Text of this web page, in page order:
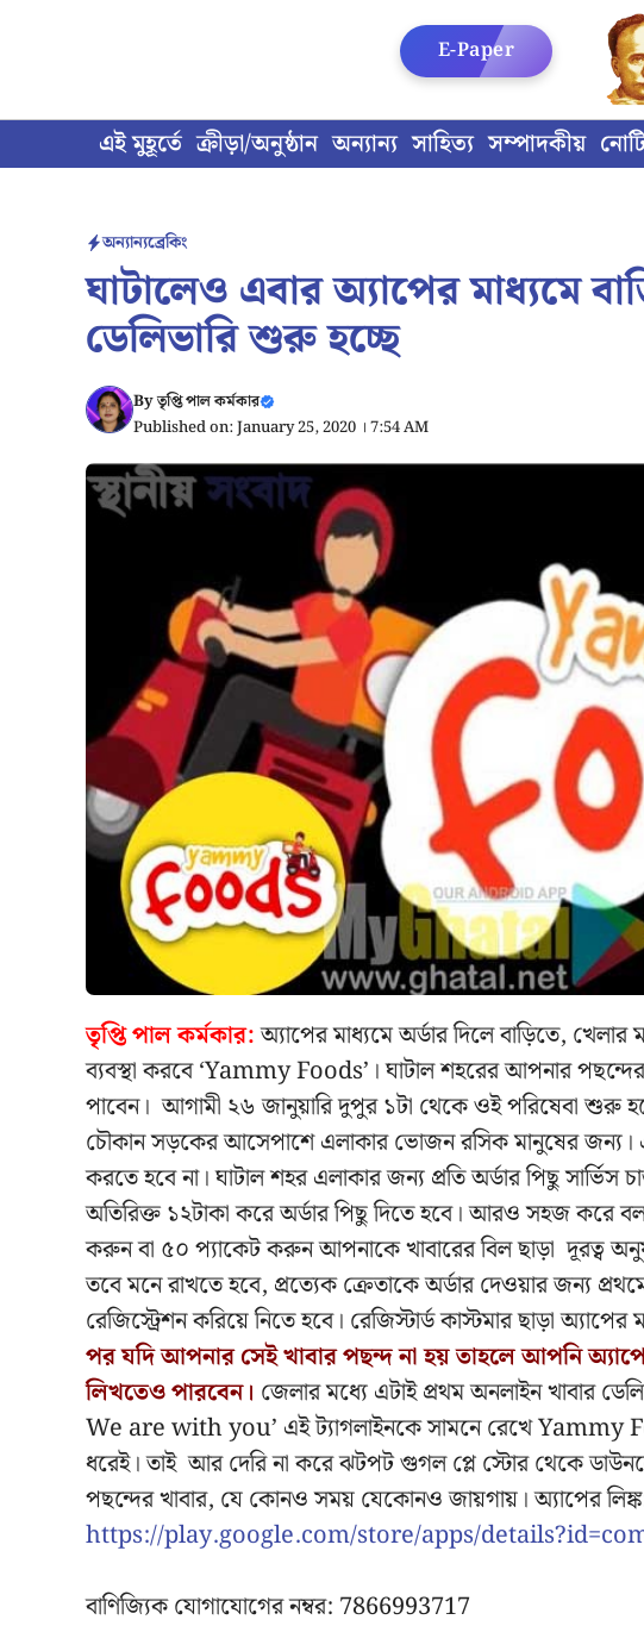
এই মুহূর্তে ক্রীড়া/অনুষ্ঠান অন্যান্য সাহিত্য সম্পাদকীয়
E-Paper
অন্যান্যব্রেকিং
ঘাটালেও এবার অ্যাপের মাধ্যমে
ডেলিভারি শুরু হচ্ছে
Byতৃপ্তি পাল কর্মকার
Published on: January 25, 2020 । 7:54 AM
তৃপ্তি পাল কর্মকার:অ্যাপের মাধ্যমে অর্ডার দিলে বাড়িতে,
ব্যবস্থা করবে ‘Yammy Foods’। ঘাটাল শহরের আপনার পছন্দের
পাবেন। আগামী ২৬ জানুয়ারি দুপুর ১টা থেকে ওই পরিষেবা শুরু
চৌকান সড়কের আসেপাশে এলাকার ভোজন রসিক মানুষের
করতে হবে না। ঘাটাল শহর এলাকার জন্য প্রতি অর্ডার পিছু সার্ভিস
অতিরিক্ত ১২টাকা করে অর্ডার পিছু দিতে হবে। আরও সহজ করে
করুন বা ৫০ প্যাকেট করুন আপনাকে খাবারের বিল ছাড়া দূরত্ব
তবে মনে রাখতে হবে, প্রত্যেক ক্রেতাকে অর্ডার দেওয়ার জন্য
রেজিস্ট্রেশন করিয়ে নিতে হবে। রেজিস্টার্ড কাস্টমার ছাড়া অ্যাপের
পর যদি আপনার সেই খাবার পছন্দ না হয় তাহলে আপনি অ্যাপের
লিখতেও পারবেন। জেলার মধ্যে এটাই প্রথম অনলাইন খাবার
We are with you’ এই ট্যাগলাইনকে সামনে রেখে Yammy
ধরেই। তাই আর দেরি না করে ঝটপট গুগল প্লে স্টোর থেকে
পছন্দের খাবার, যে কোনও সময় যেকোনও জায়গায়।অ্যাপের
https://play.google.com/store/apps/
বাণিজ্যিক যোগাযোগের নম্বর: 7866993717